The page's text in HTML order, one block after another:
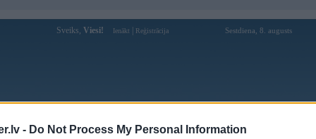
- Do Not Process My Personal Information
Sveiks, Viesi! Ienākt Reģistrācija Sestdiena, 8. augusts
Forums Galerijas Reģistrācija Lietotāji